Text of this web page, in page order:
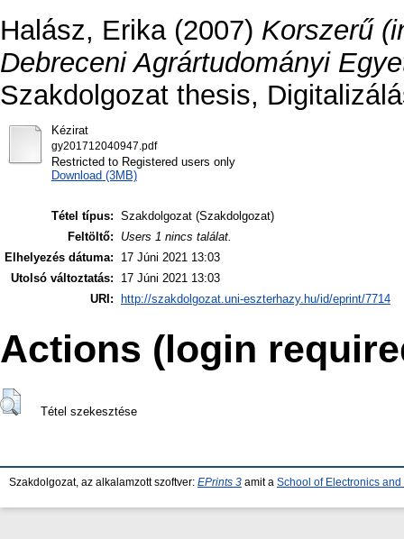
Halász, Erika(2007) Korszerű
Debreceni Agrártudományi
Szakdolgozat thesis,
Kézirat
gy201712040947.pdf
Restricted to Registered users only
Download (3MB)
Tétel típus: Szakdolgozat (Szakdolgozat)
Feltöltő:
Users 1 nincs találat.
Elhelyezés dátuma:
17 Júni 2021 13:03
Utolsó változtatás:
17 Júni 2021 13:03
URI:
http://szakdolgozat.uni-eszterhazy.hu/id/eprint/7714
Actions (login
Tétel szekesztése
Szakdolgozat, az alkalamzott szoftver: EPrints 3 amit a School of Electronics